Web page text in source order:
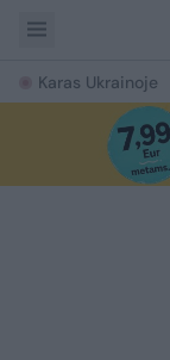
Karas Ukrainoje